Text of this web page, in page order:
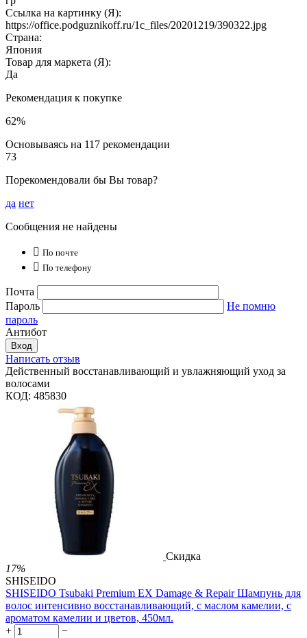
Ссылка на картинку (Я):
https://office.podguznikoff.ru/1c_files/20201219/390322.jpg
Страна:
Япония
Товар для маркета (Я):
Да
Рекомендация к покупке
62%
Основываясь на 117 рекомендации
73
Порекомендовали бы Вы товар?
да нет
Сообщения не найдены
 По почте
 По телефону
Почта
Пароль
Не помню
пароль
Антибот
Вход
Написать отзыв
Действенный восстанавливающий и увлажняющий уход за
волосами
КОД: 485830
Скидка
17%
SHISEIDO
SHISEIDO Tsubaki Premium EX Damage & Repair Шампунь для
волос интенсивно восстанавливающий, с маслом камелии, с
ароматом камелии и цветов, 450мл.
+
−